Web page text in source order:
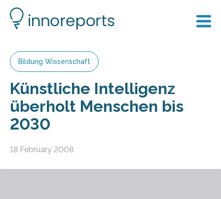
Bildung Wissenschaft
Künstliche Intelligenz
überholt Menschen bis
2030
18 February 2008